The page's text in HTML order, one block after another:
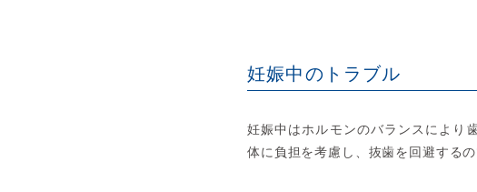
妊娠中のトラブル
妊娠中はホルモンのバランスにより
体に負担を考慮し、抜歯を回避する